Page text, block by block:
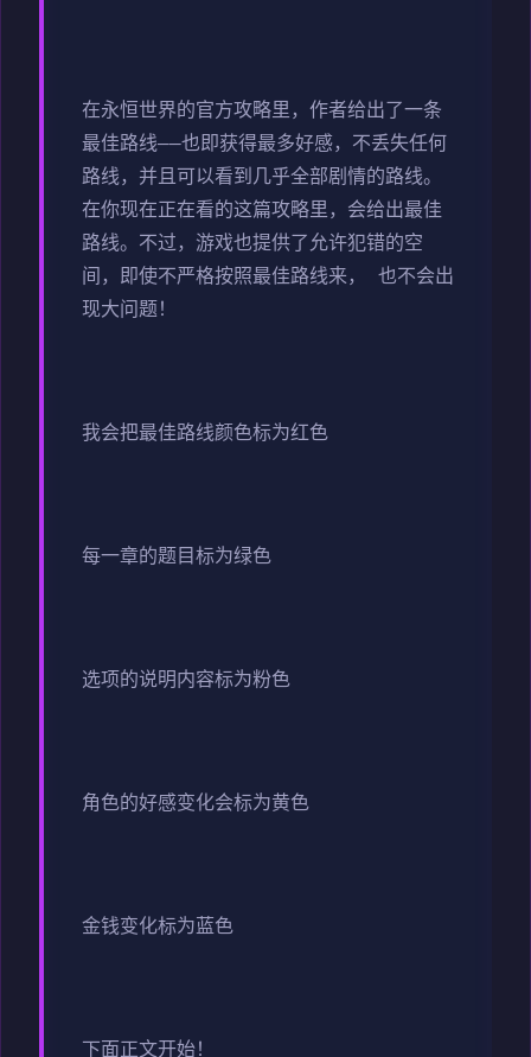
在永恒世界的官方攻略里，作者给出了一条
最佳路线——也即获得最多好感，不丢失任何
路线，并且可以看到几乎全部剧情的路线。
在你现在正在看的这篇攻略里，会给出最佳
路线。不过，游戏也提供了允许犯错的空
间，即使不严格按照最佳路线来， 也不会出
现大问题！
我会把最佳路线颜色标为红色
每一章的题目标为绿色
选项的说明内容标为粉色
角色的好感变化会标为黄色
金钱变化标为蓝色
下面正文开始！